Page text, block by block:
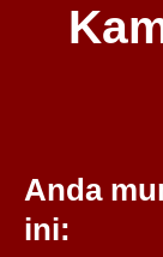
Anda
ini: